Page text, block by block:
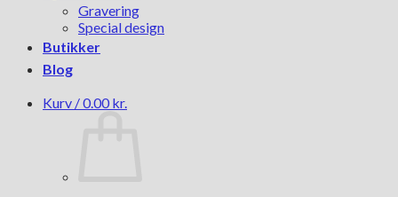
Gravering
Special design
Butikker
Blog
Kurv /0.00 kr.